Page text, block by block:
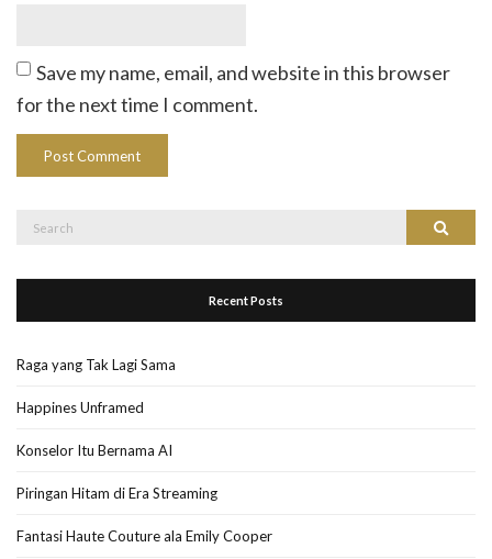
Save my name, email, and website in this browser
for the next time I comment.
Search
Search
Recent Posts
Raga yang Tak Lagi Sama
Happines Unframed
Konselor Itu Bernama AI
Piringan Hitam di Era Streaming
Fantasi Haute Couture ala Emily Cooper